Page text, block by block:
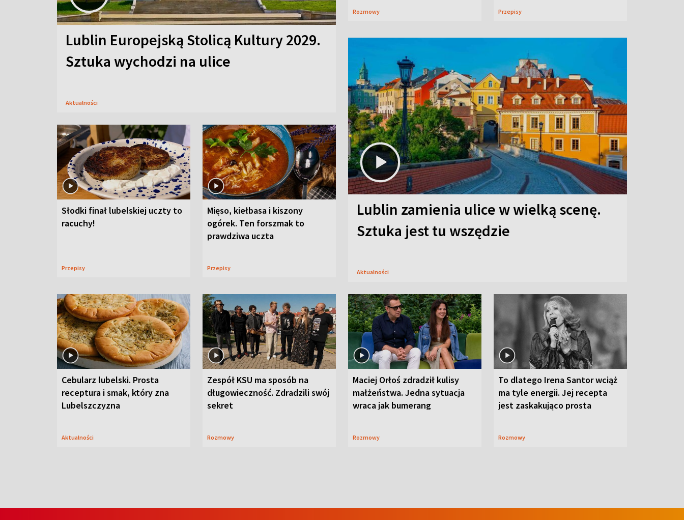
Lublin Europejską Stolicą Kultury 2029.
Sztuka wychodzi na ulice
Aktualności
Rozmowy Przepisy
Słodki finał lubelskiej uczty to
racuchy!
Przepisy
Mięso, kiełbasa i kiszony
ogórek. Ten forszmak to
prawdziwa uczta
Przepisy
Lublin zamienia ulice w wielką scenę.
Sztuka jest tu wszędzie
Aktualności
Cebularz lubelski. Prosta
receptura i smak, który zna
Lubelszczyzna
Aktualności
Zespół KSU ma sposób na
długowieczność. Zdradzili swój
sekret
Rozmowy
Maciej Orłoś zdradził kulisy
małżeństwa. Jedna sytuacja
wraca jak bumerang
Rozmowy
To dlatego Irena Santor wciąż
ma tyle energii. Jej recepta
jest zaskakująco prosta
Rozmowy